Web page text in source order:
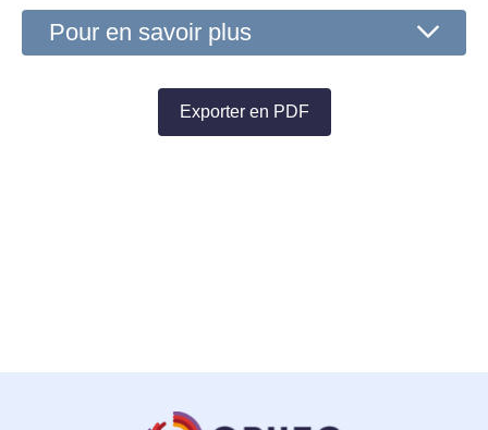
Pour en savoir plus
Exporter en PDF